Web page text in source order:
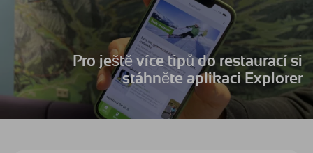
Pro ještě více tipů do restaurací si
stáhněte aplikaci Explorer